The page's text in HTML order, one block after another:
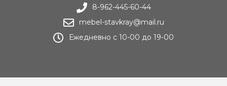
8-962-445-60-44
mebel-stavkray@mail.ru
Ежедневно с 10-00 до 19-00